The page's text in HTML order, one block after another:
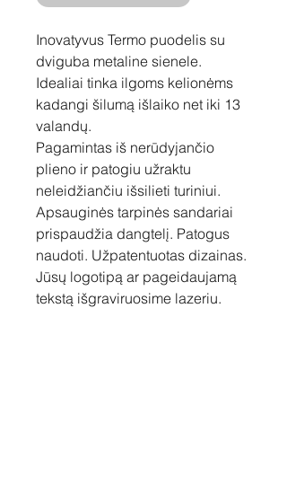
Inovatyvus Termo puodelis su
dviguba metaline sienele.
Idealiai tinka ilgoms kelionėms
kadangi šilumą išlaiko net iki 13
valandų.
Pagamintas iš nerūdyjančio
plieno ir patogiu užraktu
neleidžiančiu išsilieti turiniui.
Apsauginės tarpinės sandariai
prispaudžia dangtelį. Patogus
naudoti. Užpatentuotas dizainas.
Jūsų logotipą ar pageidaujamą
tekstą išgraviruosime lazeriu.